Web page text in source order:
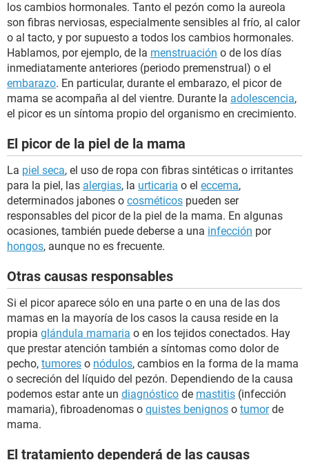
los cambios hormonales. Tanto el pezón como la aureola
son fibras nerviosas, especialmente sensibles al frío, al calor
o al tacto, y por supuesto a todos los cambios hormonales.
Hablamos, por ejemplo, de la menstruación o de los días
inmediatamente anteriores (periodo premenstrual) o el
embarazo. En particular, durante el embarazo, el picor de
mama se acompaña al del vientre. Durante la adolescencia,
el picor es un síntoma propio del organismo en crecimiento.
El picor de la piel de la mama
La piel seca, el uso de ropa con fibras sintéticas o irritantes
para la piel, las alergias, la urticaria o el eccema,
determinados jabones o cosméticos pueden ser
responsables del picor de la piel de la mama. En algunas
ocasiones, también puede deberse a una infección por
hongos, aunque no es frecuente.
Otras causas responsables
Si el picor aparece sólo en una parte o en una de las dos
mamas en la mayoría de los casos la causa reside en la
propia glándula mamaria o en los tejidos conectados. Hay
que prestar atención también a síntomas como dolor de
pecho, tumores o nódulos, cambios en la forma de la mama
o secreción del líquido del pezón. Dependiendo de la causa
podemos estar ante un diagnóstico de mastitis (infección
mamaria), fibroadenomas o quistes benignos o tumorde
mama.
El tratamiento dependerá de las causas